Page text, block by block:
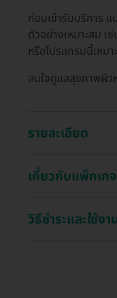
ก่อนเข้ารับบริการ
ตัวอย่างเหมาะสม
หรือโปรแกรมนี้เหม
สนใจดูแลสุขภาพผิว
รายละเอียด
เกี่ยวกับแพ็กเกจ
วิธีชำระและใช้งา